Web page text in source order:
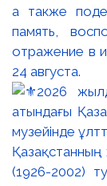
а также
память,
отражение в
24 августа.